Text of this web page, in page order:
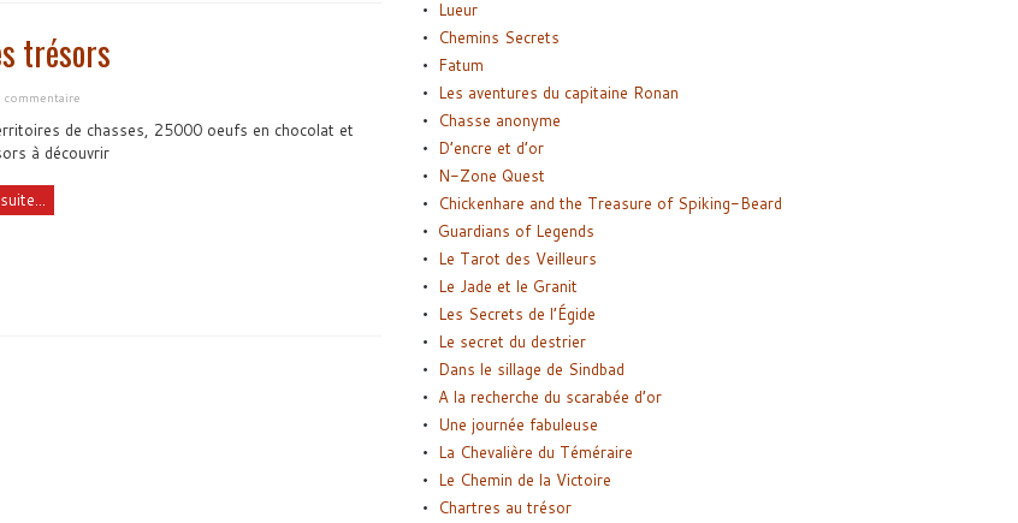
trésors
commentaire
de chasses, 25000 oeufs en chocolat et
à découvrir
Lueur
Chemins Secrets
Fatum
Les aventures du capitaine Ronan
Chasse anonyme
D’encre et d’or
N-Zone Quest
Chickenhare and the Treasure of Spiking-Beard
Guardians of Legends
Le Tarot des Veilleurs
Le Jade et le Granit
Les Secrets de l’Égide
Le secret du destrier
Dans le sillage de Sindbad
A la recherche du scarabée d’or
Une journée fabuleuse
La Chevalière du Téméraire
Le Chemin de la Victoire
Chartres au trésor